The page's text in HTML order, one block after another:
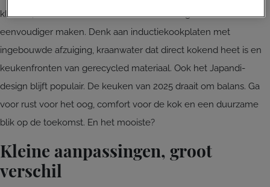
kleuren, zachte vormen en slimme technologieën die koken
eenvoudiger maken. Denk aan inductiekookplaten met
ingebouwde afzuiging, kraanwater dat direct kokend heet is en
keukenfronten van gerecycled materiaal. Ook het Japandi-
design blijft populair. De keuken van 2025 draait om balans. Ga
voor rust voor het oog, comfort voor de kok en een duurzame
blik op de toekomst. En het mooiste?
Kleine aanpassingen, groot
verschil